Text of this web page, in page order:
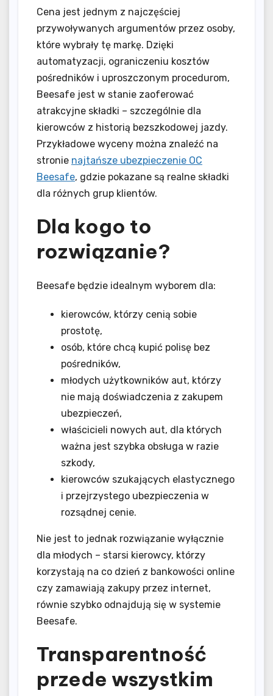
Cena jest jednym z najczęściej
przywoływanych argumentów przez osoby,
które wybrały tę markę. Dzięki
automatyzacji, ograniczeniu kosztów
pośredników i uproszczonym procedurom,
Beesafe jest w stanie zaoferować
atrakcyjne składki – szczególnie dla
kierowców z historią bezszkodowej jazdy.
Przykładowe wyceny można znaleźć na
stronie najtańsze ubezpieczenie OC
Beesafe, gdzie pokazane są realne składki
dla różnych grup klientów.
Dla kogo to
rozwiązanie?
Beesafe będzie idealnym wyborem dla:
kierowców, którzy cenią sobie
prostotę,
osób, które chcą kupić polisę bez
pośredników,
młodych użytkowników aut, którzy
nie mają doświadczenia z zakupem
ubezpieczeń,
właścicieli nowych aut, dla których
ważna jest szybka obsługa w razie
szkody,
kierowców szukających elastycznego
i przejrzystego ubezpieczenia w
rozsądnej cenie.
Nie jest to jednak rozwiązanie wyłącznie
dla młodych – starsi kierowcy, którzy
korzystają na co dzień z bankowości online
czy zamawiają zakupy przez internet,
równie szybko odnajdują się w systemie
Beesafe.
Transparentność
przede wszystkim